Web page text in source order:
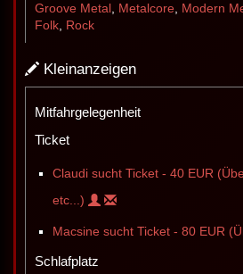
Groove Metal , Metalcore, Modern
Folk, Rock
Kleinanzeigen
Mitfahrgelegenheit
Ticket
Claudi sucht Ticket - 40 EUR
etc...)
Macsine sucht Ticket - 80 EUR
Schlafplatz